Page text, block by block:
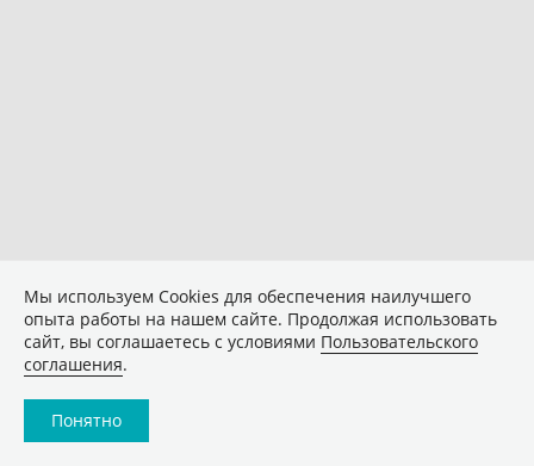
Мы используем Сookies для обеспечения наилучшего
опыта работы на нашем сайте. Продолжая использовать
сайт, вы соглашаетесь с условиями Пользовательского
соглашения.
Понятно